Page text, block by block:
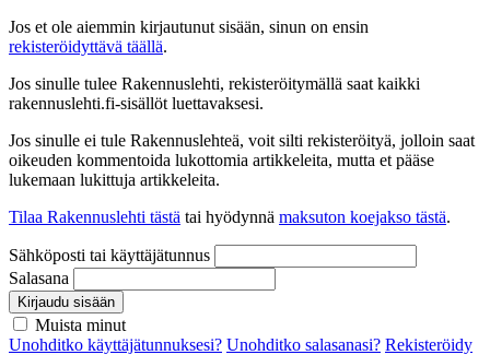
Jos et ole aiemmin kirjautunut sisään, sinun on ensin
rekisteröidyttävä täällä.
Jos sinulle tulee Rakennuslehti, rekisteröitymällä saat kaikki
rakennuslehti.fi-sisällöt luettavaksesi.
Jos sinulle ei tule Rakennuslehteä, voit silti rekisteröityä, jolloin saat
oikeuden kommentoida lukottomia artikkeleita, mutta et pääse
lukemaan lukittuja artikkeleita.
Tilaa Rakennuslehti tästä tai hyödynnä maksuton koejakso tästä.
Sähköposti tai käyttäjätunnus
Salasana
Kirjaudu sisään
Muista minut
Unohditko käyttäjätunnuksesi? Unohditko salasanasi? Rekisteröidy